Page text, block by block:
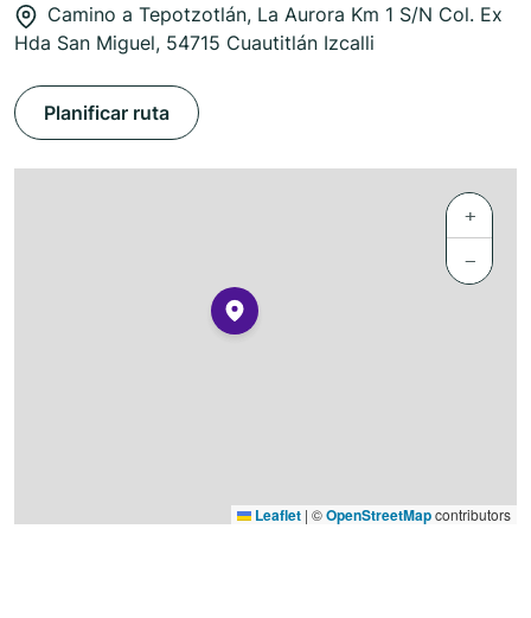
Camino a Tepotzotlán, La Aurora Km 1 S/N Col. Ex
Hda San Miguel, 54715 Cuautitlán Izcalli
Planificar ruta
+
−
Leaflet | ©OpenStreetMapcontributors